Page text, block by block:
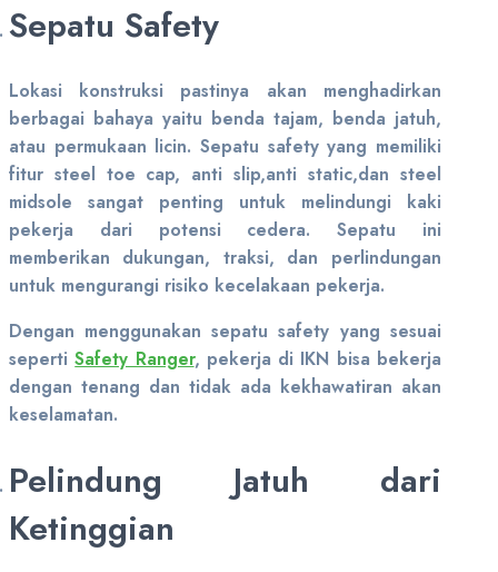
Sepatu Safety
Lokasi konstruksi pastinya akan menghadirkan
berbagai bahaya yaitu benda tajam, benda jatuh,
atau permukaan licin. Sepatu safety yang memiliki
fitur steel toe cap, anti slip,anti static,dan steel
midsole sangat penting untuk melindungi kaki
pekerja dari potensi cedera. Sepatu ini
memberikan dukungan, traksi, dan perlindungan
untuk mengurangi risiko kecelakaan pekerja.
Dengan menggunakan sepatu safety yang sesuai
sepertiSafety Ranger, pekerja di IKN bisa bekerja
dengan tenang dan tidak ada kekhawatiran akan
keselamatan.
Pelindung Jatuh dari
Ketinggian